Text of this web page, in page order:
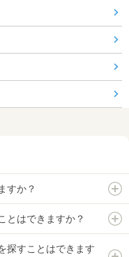
すか？
とはできますか？
探すことはできます